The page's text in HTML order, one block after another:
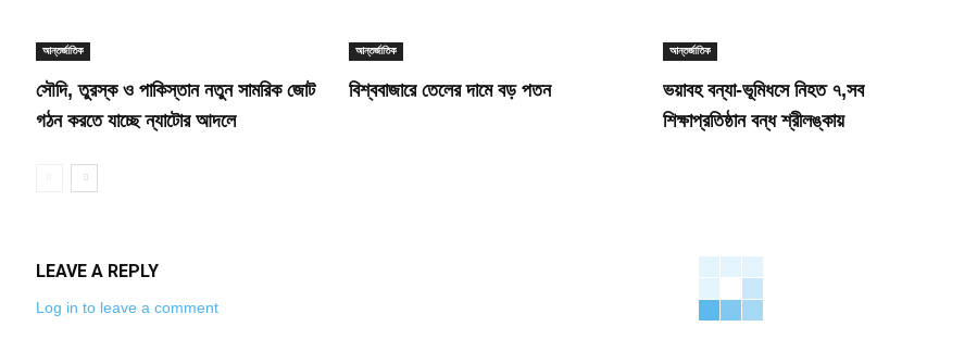
আন্তর্জাতিক
সৌদি, তুরস্ক ও পাকিস্তান নতুন সামরিক জোট
গঠন করতে যাচ্ছে ন্যাটোর আদলে
আন্তর্জাতিক
বিশ্ববাজারে তেলের দামে বড় পতন
আন্তর্জাতিক
ভয়াবহ বন্যা-ভূমিধসে নিহত ৭,সব
শিক্ষাপ্রতিষ্ঠান বন্ধ শ্রীলঙ্কায়
LEAVE A REPLY
Log in to leave a comment